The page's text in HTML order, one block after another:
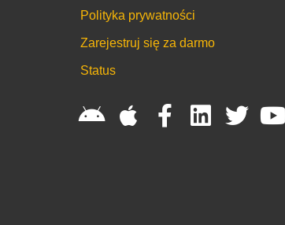
Polityka prywatności
Zarejestruj się za darmo
Status